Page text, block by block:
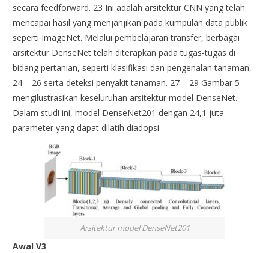
secara feedforward. 23 Ini adalah arsitektur CNN yang telah
mencapai hasil yang menjanjikan pada kumpulan data publik
seperti ImageNet. Melalui pembelajaran transfer, berbagai
arsitektur DenseNet telah diterapkan pada tugas-tugas di
bidang pertanian, seperti klasifikasi dan pengenalan tanaman,
24 – 26 serta deteksi penyakit tanaman. 27 – 29 Gambar 5
mengilustrasikan keseluruhan arsitektur model DenseNet.
Dalam studi ini, model DenseNet201 dengan 24,1 juta
parameter yang dapat dilatih diadopsi.
Arsitektur model DenseNet201
Awal V3